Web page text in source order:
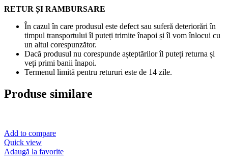
RETUR ȘI RAMBURSARE
În cazul în care produsul este defect sau suferă deteriorări în
timpul transportului îl puteți trimite înapoi și îl vom înlocui cu
un altul corespunzător.
Dacă produsul nu corespunde așteptărilor îl puteți returna și
veți primi banii înapoi.
Termenul limită pentru retururi este de 14 zile.
Produse similare
Add to compare
Quick view
Adaugă la favorite